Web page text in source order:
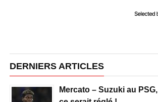
DERNIERS ARTICLES
Mercato – Suzuki au PSG,